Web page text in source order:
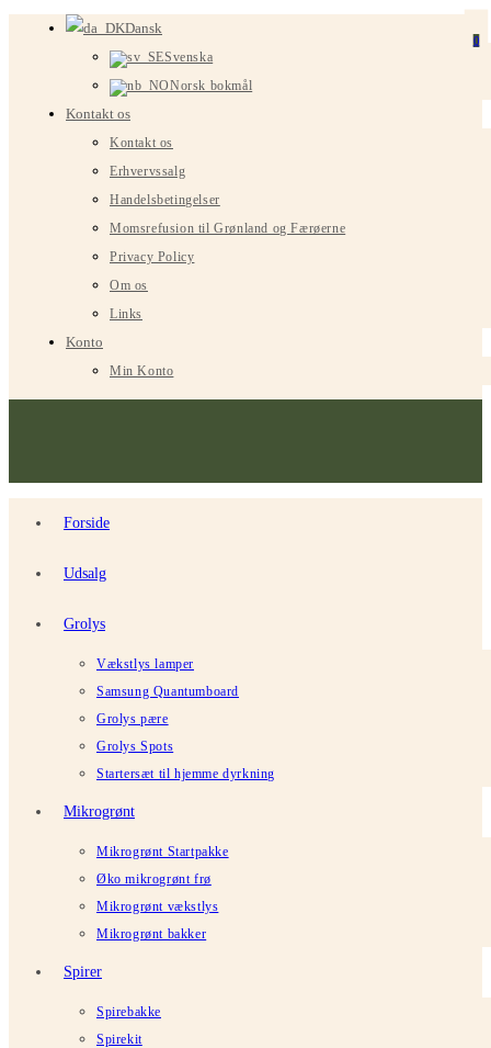
Dansk
Svenska
Norsk bokmål
Kontakt os
Kontakt os
Erhvervssalg
Handelsbetingelser
Momsrefusion til Grønland og Færøerne
Privacy Policy
Om os
Links
Konto
Min Konto
Forside
Udsalg
Grolys
Vækstlys lamper
Samsung Quantumboard
Grolys pære
Grolys Spots
Startersæt til hjemme dyrkning
Mikrogrønt
Mikrogrønt Startpakke
Øko mikrogrønt frø
Mikrogrønt vækstlys
Mikrogrønt bakker
Spirer
Spirebakke
Spirekit
0